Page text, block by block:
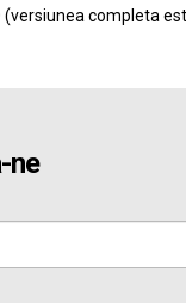
(versiunea completa
ne